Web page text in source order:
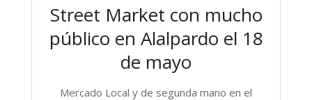
Street Market con mucho
público en Alalpardo el 18
de mayo
Mercado Local y de segunda mano en el